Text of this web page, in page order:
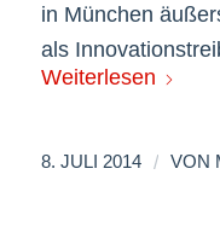
in München
als
Weiterlesen
8. JULI 2014 / VON